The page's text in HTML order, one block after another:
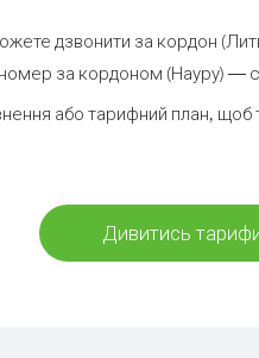
дзвонити за кордон
за кордоном (Науру) —
або тарифний план,
Дивитись